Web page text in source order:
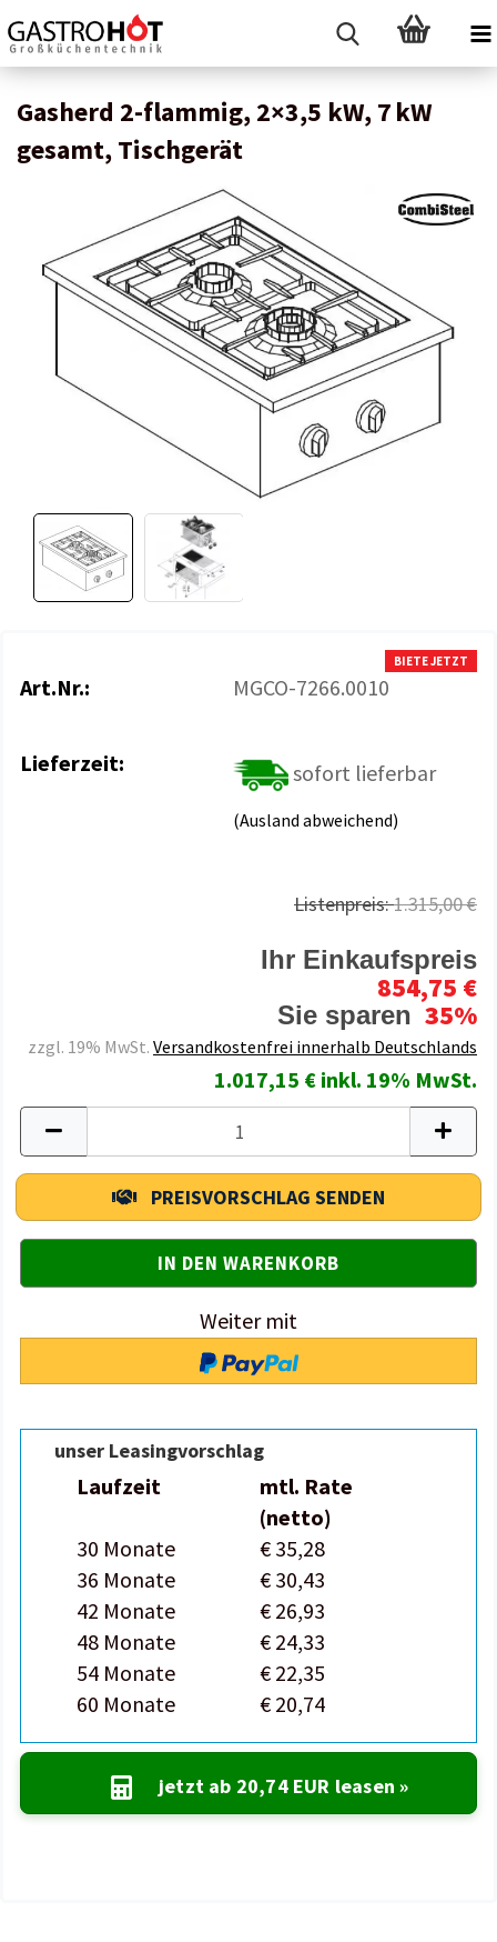
Gasherd 2-flammig, 2×3,5 kW, 7 kW
gesamt, Tischgerät
BIETE JETZT
Art.Nr.: MGCO-7266.0010
Lieferzeit: sofort lieferbar
(Ausland abweichend)
Listenpreis:1.315,00 €
Ihr Einkaufspreis
854,75 €
Sie sparen 35%
zzgl. 19% MwSt. Versandkostenfrei innerhalb Deutschlands
1.017,15 € inkl. 19% MwSt.
PREISVORSCHLAG SENDEN
Weiter mit
unser Leasingvorschlag
Laufzeit
mtl. Rate
(netto)
30 Monate
€ 35,28
36 Monate
€ 30,43
42 Monate
€ 26,93
48 Monate
€ 24,33
54 Monate
€ 22,35
60 Monate
€ 20,74
jetzt ab 20,74 EUR leasen »